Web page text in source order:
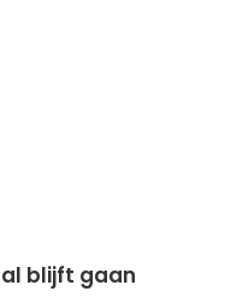
blijft gaan